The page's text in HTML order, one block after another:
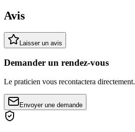
Avis
Laisser un avis
Demander un rendez-vous
Le praticien vous recontactera directement.
Envoyer une demande